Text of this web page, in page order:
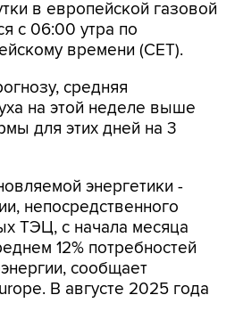
в европейской газовой
c 06:00 утра по
времени (CET).
средняя
на этой неделе выше
для этих дней на 3
энергетики -
непосредственного
ТЭЦ, с начала месяца
12% потребностей
сообщает
В августе 2025 года